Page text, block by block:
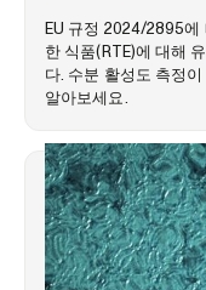
EU 규정 2024/2895에
한 식품(RTE)에 대해
다. 수분 활성도 측정
알아보세요.